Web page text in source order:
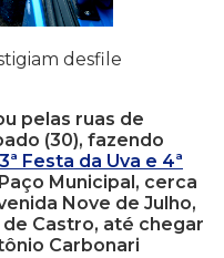
desfile
pelas ruas de
(30), fazendo
Festa da Uva e 4ª
Municipal, cerca
Nove de Julho,
Castro, até chegar
Carbonari